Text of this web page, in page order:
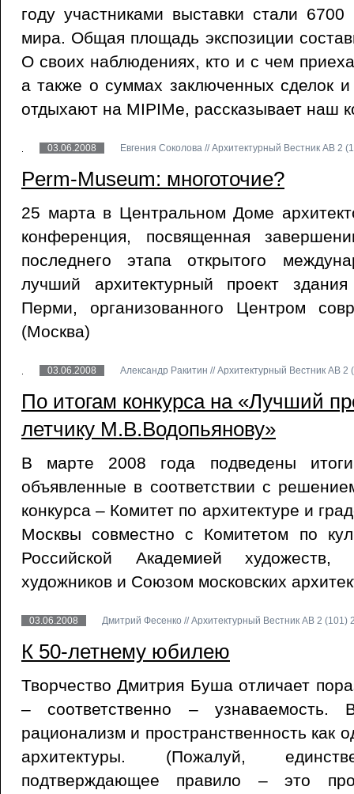
году участниками выставки стали
мира. Общая площадь экспозиции
О своих наблюдениях, кто и с чем
а также о суммах заключенных сделок
отдыхают на MIPIMe, рассказывает наш
03.06.2008 Евгения Соколова // Архитектурный Вестник АВ 2
Perm-Museum: многоточие?
25 марта в Центральном Доме
конференция, посвященная
последнего этапа открытого
лучший архитектурный проект
Перми, организованного Центром
(Москва)
03.06.2008 Александр Ракитин // Архитектурный Вестник АВ 2
По итогам конкурса на «Лучший
летчику М.В.Водопьянову»
В марте 2008 года подведены итоги
объявленные в соответствии с
конкурса – Комитет по архитектуре и
Москвы совместно с Комитетом по
Российской Академией
художников и Союзом московских
03.06.2008 Дмитрий Фесенко // Архитектурный Вестник АВ 2 (101)
К 50-летнему юбилею
Творчество Дмитрия Буша отличает
– соответственно –
рационализм и пространственность как
архитектуры. (Пожалуй,
подтверждающее правило – это